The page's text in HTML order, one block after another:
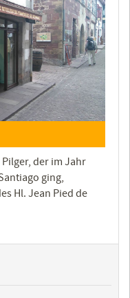
der im Jahr
ging,
Hl. Jean Pied de